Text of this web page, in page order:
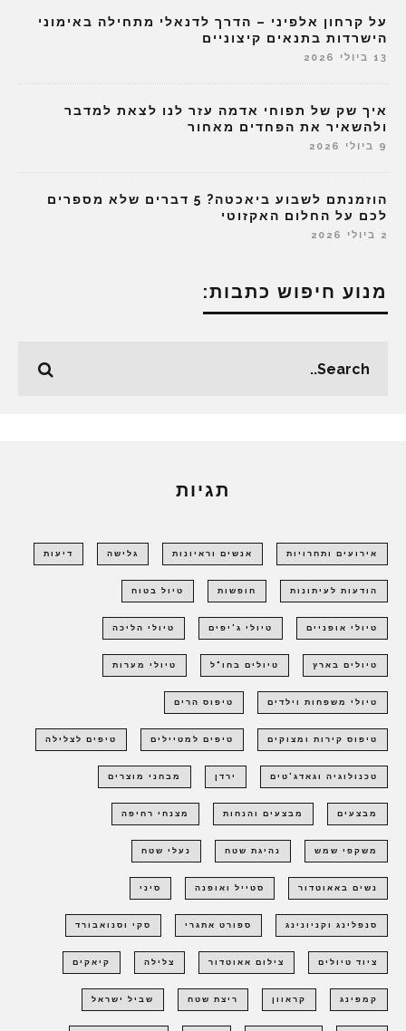
על קרחון אלפיני – הדרך לדנאלי מתחילה באימוני
הישרדות בתנאים קיצוניים
13 ביולי 2026
איך שק של תפוחי אדמה עזר לנו לצאת למדבר
ולהשאיר את הפחדים מאחור
9 ביולי 2026
הוזמנתם לשבוע ביאכטה? 5 דברים שלא מספרים
לכם על החלום האקזוטי
2 ביולי 2026
מנוע חיפוש כתבות:
תגיות
אירועים ותחרויות אנשים וראיונות גלישה דיעות
הודעות לעיתונות חופשות טיול בטוח
טיולי אופניים טיולי ג'יפים טיולי הליכה
טיולים בארץ טיולים בחו"ל טיולי מערות
טיולי משפחות וילדים טיפוס הרים
טיפוס קירות ומצוקים טיפים למטיילים טיפים לצלילה
טכנולוגיה וגאדג'טים ירדן מבחני מוצרים
מבצעים מבצעים והנחות מצנחי רחיפה
משקפי שמש נהיגת שטח נעלי שטח
נשים באאוטדור סטייל ואופנה סיני
סנפלינג וקניונינג ספורט אתגרי סקי וסנואבורד
ציוד טיולים צילום אאוטדור צלילה קיאקים
קמפינג קראוון ריצת שטח שביל ישראל